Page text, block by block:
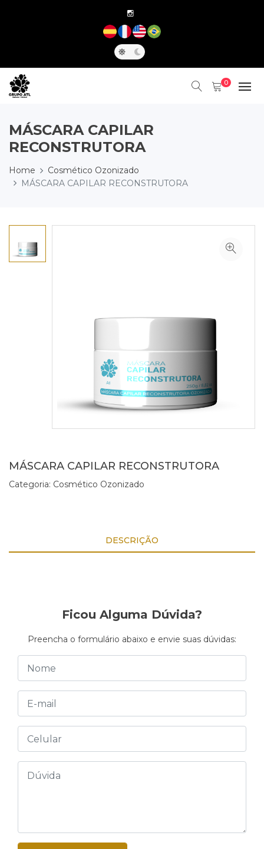
0
MÁSCARA CAPILAR
RECONSTRUTORA
Home
Cosmético Ozonizado
MÁSCARA CAPILAR RECONSTRUTORA
MÁSCARA CAPILAR RECONSTRUTORA
Categoria: Cosmético Ozonizado
DESCRIÇÃO
Ficou Alguma Dúvida?
Preencha o formulário abaixo e envie suas dúvidas: